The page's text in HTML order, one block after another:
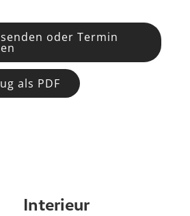
oder Termin
als PDF
Interieur